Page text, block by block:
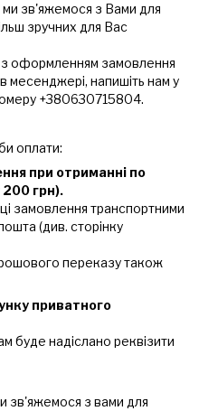
зв'яжемося з Вами для
зручних для Вас
оформленням замовлення
напишіть нам у
+380630715804.
оплати:
при отриманні по
200 грн).
замовлення транспортними
(див. сторінку
переказу також
приватного
буде надіслано реквізити
зв'яжемося з вами для